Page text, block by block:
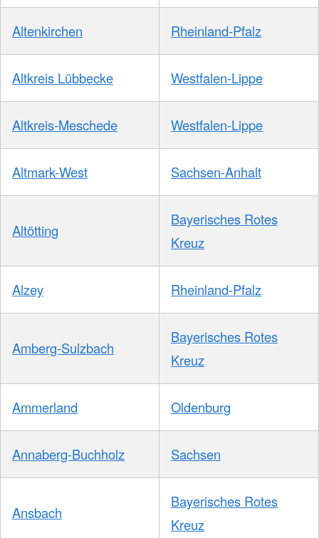
Altenkirchen Rheinland-Pfalz
Altkreis Lübbecke Westfalen-Lippe
Altkreis-Meschede Westfalen-Lippe
Altmark-West Sachsen-Anhalt
Altötting
Bayerisches Rotes
Kreuz
Alzey Rheinland-Pfalz
Amberg-Sulzbach
Bayerisches Rotes
Kreuz
Ammerland Oldenburg
Annaberg-Buchholz Sachsen
Ansbach
Bayerisches Rotes
Kreuz